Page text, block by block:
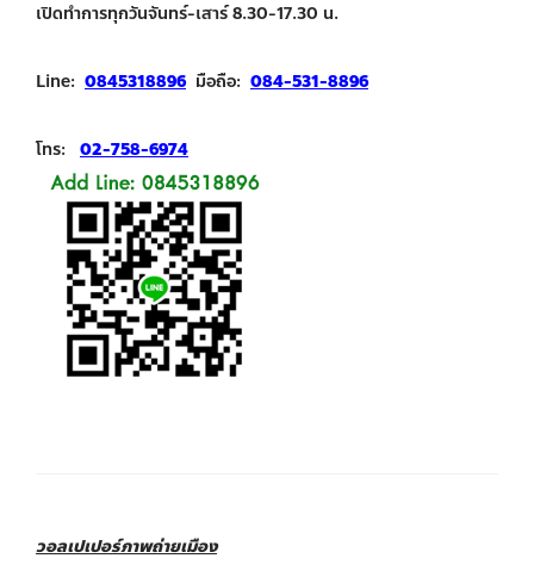
เปิดทำการทุกวันจันทร์-เสาร์ 8.30-17.30 น.
Line: 0845318896 มือถือ: 084-531-8896
โทร: 02-758-6974
วอลเปเปอร์ภาพถ่ายเมือง